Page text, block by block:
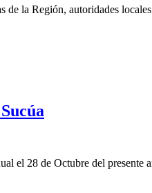
de la Región, autoridades
28 de Octubre del presente